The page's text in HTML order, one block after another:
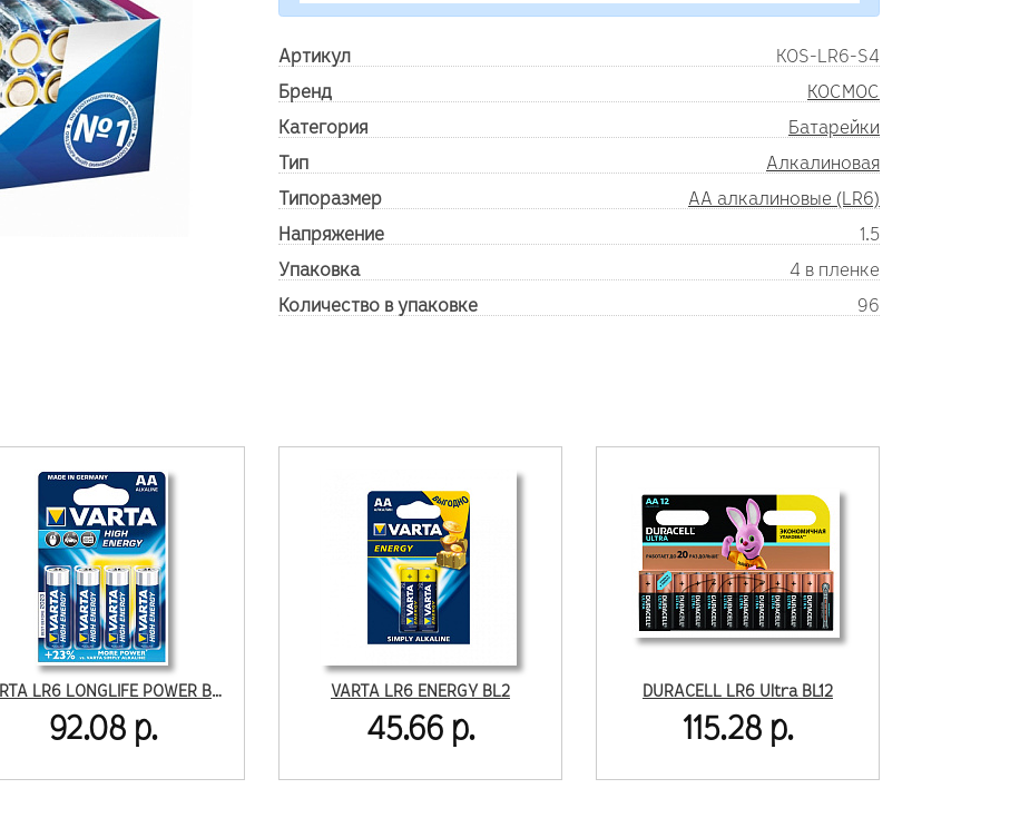
Артикул
KOS-LR6-S4
Бренд
КОСМОС
Категория
Батарейки
Тип
Алкалиновая
Типоразмер
AA алкалиновые (LR6)
Напряжение
1.5
Упаковка
4 в пленке
Количество в упаковке
96
VARTA LR6 LONGLIFE POWER BL4
92.08 р.
VARTA LR6 ENERGY BL2
45.66 р.
DURACELL LR6 Ultra BL12
115.28 р.